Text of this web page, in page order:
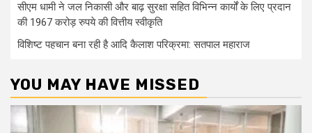
सीएम धामी ने जल निकासी और बाढ़ सुरक्षा सहित विभिन्न कार्यों के लिए प्रदान
की 1967 करोड़ रुपये की वित्तीय स्वीकृति
विशिष्ट पहचान बना रही है आदि कैलाश परिक्रमा: सतपाल महाराज
YOU MAY HAVE MISSED